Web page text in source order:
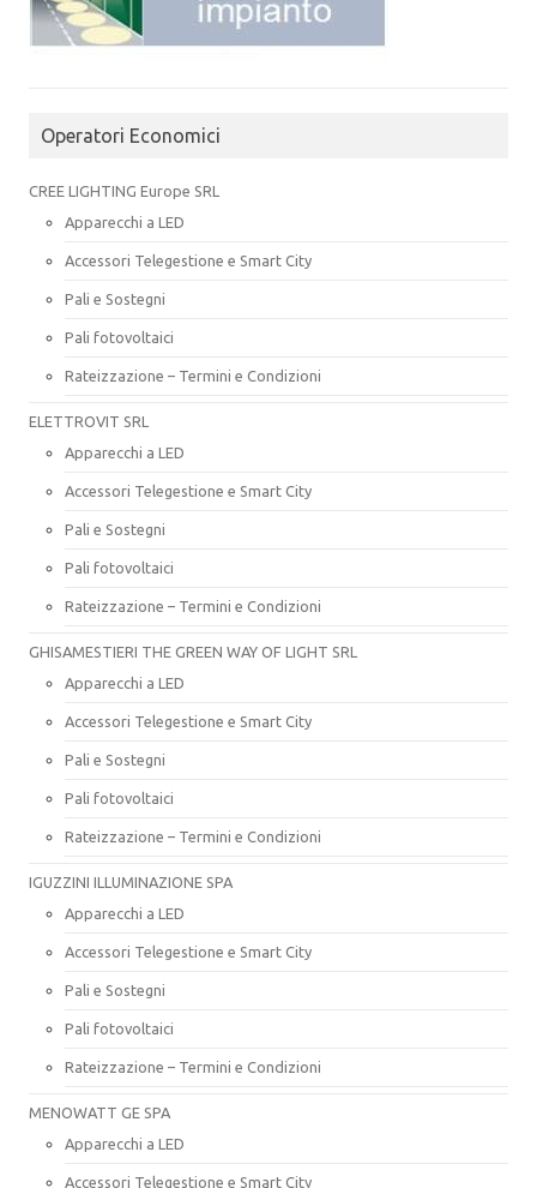
Operatori Economici
CREE LIGHTING Europe SRL
Apparecchi a LED
Accessori Telegestione e Smart City
Pali e Sostegni
Pali fotovoltaici
Rateizzazione – Termini e Condizioni
ELETTROVIT SRL
Apparecchi a LED
Accessori Telegestione e Smart City
Pali e Sostegni
Pali fotovoltaici
Rateizzazione – Termini e Condizioni
GHISAMESTIERI THE GREEN WAY OF LIGHT SRL
Apparecchi a LED
Accessori Telegestione e Smart City
Pali e Sostegni
Pali fotovoltaici
Rateizzazione – Termini e Condizioni
IGUZZINI ILLUMINAZIONE SPA
Apparecchi a LED
Accessori Telegestione e Smart City
Pali e Sostegni
Pali fotovoltaici
Rateizzazione – Termini e Condizioni
MENOWATT GE SPA
Apparecchi a LED
Accessori Telegestione e Smart City